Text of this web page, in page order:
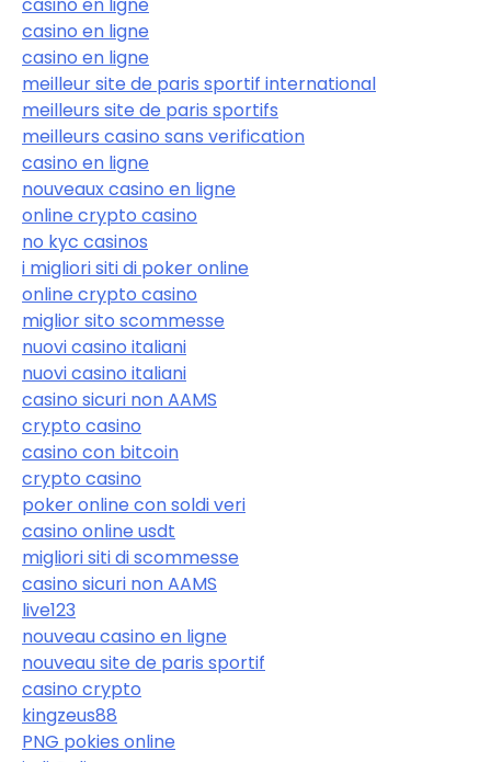
casino en ligne
casino en ligne
casino en ligne
meilleur site de paris sportif international
meilleurs site de paris sportifs
meilleurs casino sans verification
casino en ligne
nouveaux casino en ligne
online crypto casino
no kyc casinos
i migliori siti di poker online
online crypto casino
miglior sito scommesse
nuovi casino italiani
nuovi casino italiani
casino sicuri non AAMS
crypto casino
casino con bitcoin
crypto casino
poker online con soldi veri
casino online usdt
migliori siti di scommesse
casino sicuri non AAMS
live123
nouveau casino en ligne
nouveau site de paris sportif
casino crypto
kingzeus88
PNG pokies online